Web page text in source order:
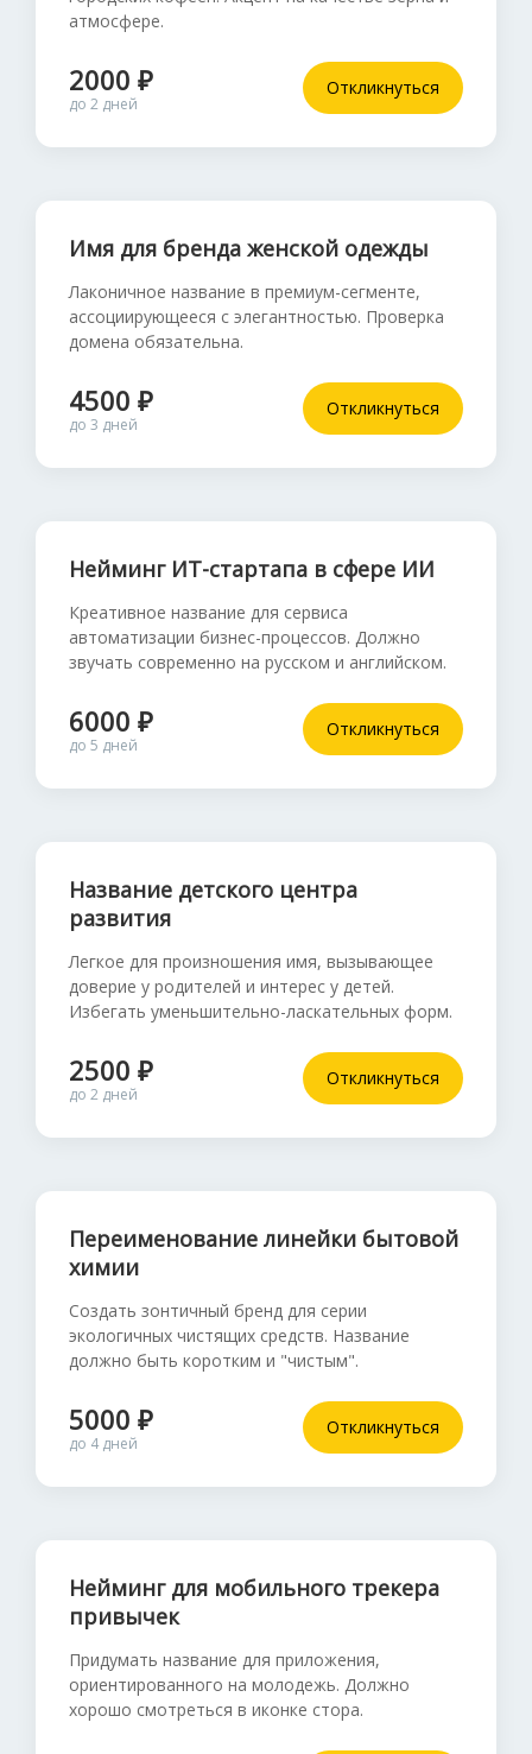
атмосфере.
2000 ₽
до 2 дней
Откликнуться
Имя для бренда женской одежды
Лаконичное название в премиум-сегменте,
ассоциирующееся с элегантностью. Проверка
домена обязательна.
4500 ₽
до 3 дней
Откликнуться
Нейминг ИТ-стартапа в сфере ИИ
Креативное название для сервиса
автоматизации бизнес-процессов. Должно
звучать современно на русском и английском.
6000 ₽
до 5 дней
Откликнуться
Название детского центра
развития
Легкое для произношения имя, вызывающее
доверие у родителей и интерес у детей.
Избегать уменьшительно-ласкательных форм.
2500 ₽
до 2 дней
Откликнуться
Переименование линейки бытовой
химии
Создать зонтичный бренд для серии
экологичных чистящих средств. Название
должно быть коротким и "чистым".
5000 ₽
до 4 дней
Откликнуться
Нейминг для мобильного трекера
привычек
Придумать название для приложения,
ориентированного на молодежь. Должно
хорошо смотреться в иконке стора.